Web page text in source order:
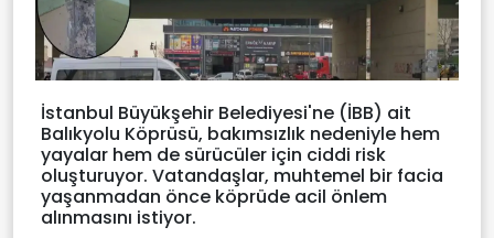
İstanbul Büyükşehir Belediyesi'ne (İBB) ait
Balıkyolu Köprüsü, bakımsızlık nedeniyle hem
yayalar hem de sürücüler için ciddi risk
oluşturuyor. Vatandaşlar, muhtemel bir facia
yaşanmadan önce köprüde acil önlem
alınmasını istiyor.